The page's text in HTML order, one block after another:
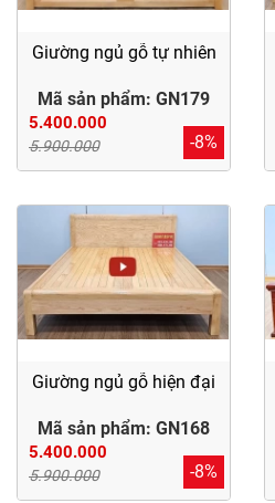
Giường ngủ gỗ tự nhiên
Mã sản phẩm: GN179
5.400.000
5.900.000 -8%
Giường ngủ gỗ hiện đại
Mã sản phẩm: GN168
5.400.000
5.900.000 -8%